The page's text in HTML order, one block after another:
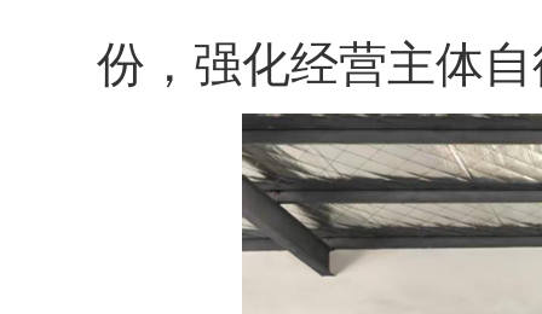
份，强化经营主体